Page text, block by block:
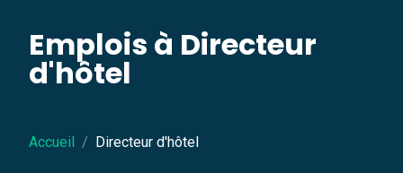
Emplois à Directeur
d'hôtel
Accueil Directeur d'hôtel